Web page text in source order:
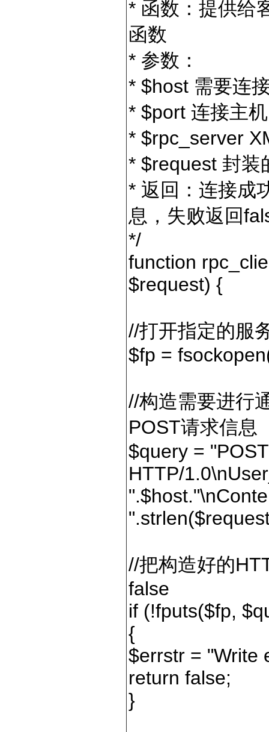
* 函数：提供给
函数
* 参数：
* $host 需要连
* $port 连接主
* $rpc_server
* $request 封装
* 返回：连接成
息，失败返回
*/
function
$request) {
//打开指定的服
$fp =
//构造需要进行
POST请求信息
$query =
HTTP/
//把构造好的
false
if (!fputs($fp,
{
$errstr = "Write
return false;
}